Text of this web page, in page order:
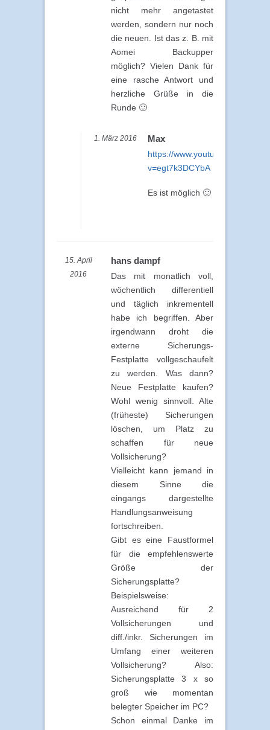
nicht mehr angetastet
werden, sondern nur noch
die neuen. Ist das z. B. mit
Aomei Backupper
möglich? Vielen Dank für
eine rasche Antwort und
herzliche Grüße in die
Runde 🙂
1. März 2016 Max
https://www.youtube.com/
v=egt7k3DCYbA
Es ist möglich 🙂
15. April
2016
hans dampf
Das mit monatlich voll,
wöchentlich differentiell
und täglich inkrementell
habe ich begriffen. Aber
irgendwann droht die
externe Sicherungs-
Festplatte vollgeschaufelt
zu werden. Was dann?
Neue Festplatte kaufen?
Wohl wenig sinnvoll. Alte
(früheste) Sicherungen
löschen, um Platz zu
schaffen für neue
Vollsicherung?
Vielleicht kann jemand in
diesem Sinne die
eingangs dargestellte
Handlungsanweisung
fortschreiben.
Gibt es eine Faustformel
für die empfehlenswerte
Größe der
Sicherungsplatte?
Beispielsweise:
Ausreichend für 2
Vollsicherungen und
diff./inkr. Sicherungen im
Umfang einer weiteren
Vollsicherung? Also:
Sicherungsplatte 3 x so
groß wie momentan
belegter Speicher im PC?
Schon einmal Danke im